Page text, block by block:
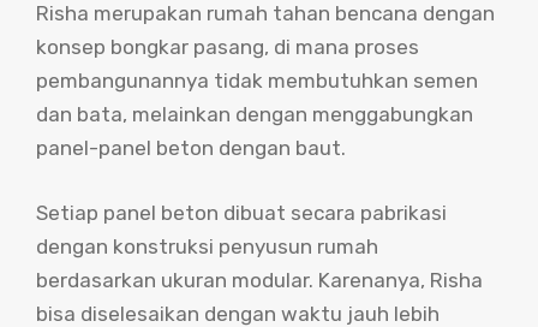
Risha merupakan rumah tahan bencana dengan
konsep bongkar pasang, di mana proses
pembangunannya tidak membutuhkan semen
dan bata, melainkan dengan menggabungkan
panel-panel beton dengan baut.
Setiap panel beton dibuat secara pabrikasi
dengan konstruksi penyusun rumah
berdasarkan ukuran modular. Karenanya, Risha
bisa diselesaikan dengan waktu jauh lebih